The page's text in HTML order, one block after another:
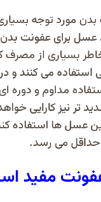
مورد توجه
عسل برای عفونت
بسیاری از مصرف
استفاده می کنند و
مداوم و دوره
تر نیز کارایی
عسل ‌ها استفاده
حداقل می ‌رسد.
مفید